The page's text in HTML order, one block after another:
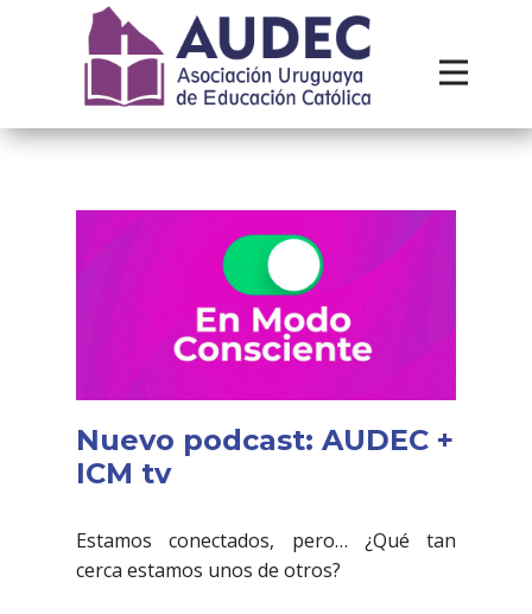
Institucional
Recursos
Nuevo podcast: AUDEC +
ICM tv
Estamos conectados, pero… ¿Qué tan
cerca estamos unos de otros?